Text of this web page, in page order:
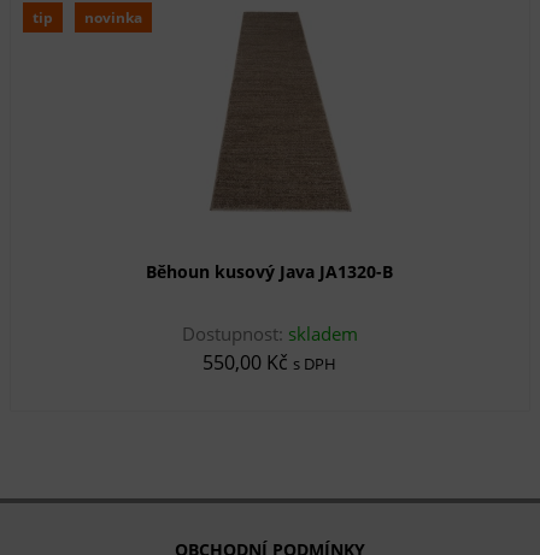
tip novinka
Běhoun kusový Java JA1320-B
Dostupnost: skladem
550,00 Kč s DPH
OBCHODNÍ PODMÍNKY